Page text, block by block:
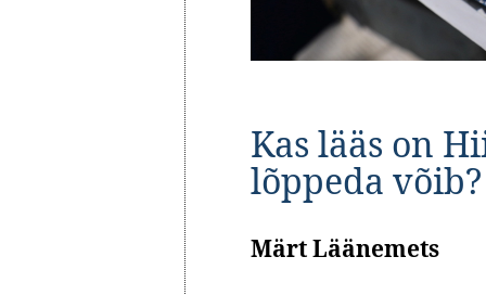
Kas lääs on
lõppeda võib?
Märt Läänemets